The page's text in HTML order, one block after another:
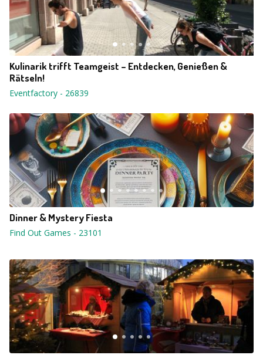
Kulinarik trifft Teamgeist – Entdecken, Genießen &
Rätseln!
Eventfactory - 26839
Dinner & Mystery Fiesta
Find Out Games - 23101